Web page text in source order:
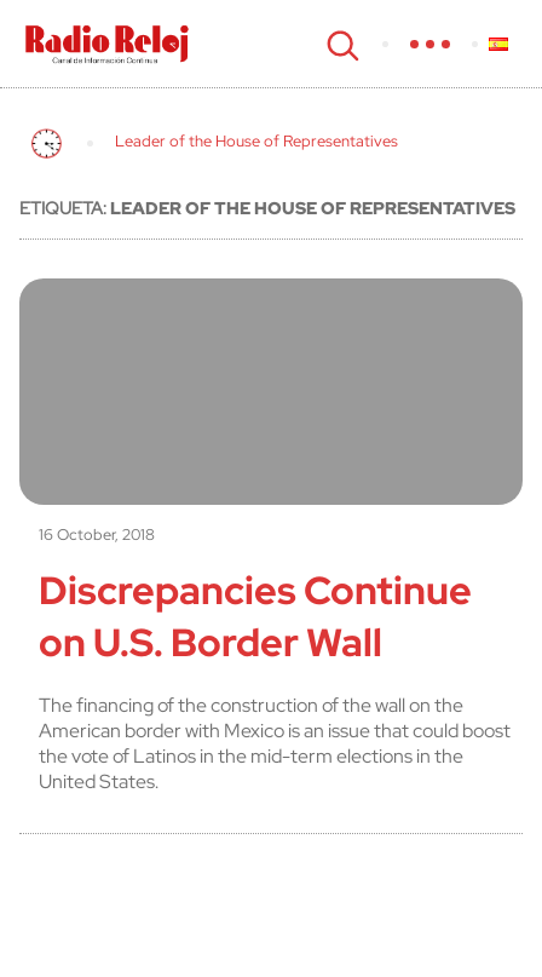
cerrar
Leader of the House of Representatives
ETIQUETA:LEADER OF THE HOUSE OF REPRESENTATIVES
16 October, 2018
Discrepancies Continue
on U.S. Border Wall
The financing of the construction of the wall on the
American border with Mexico is an issue that could boost
the vote of Latinos in the mid-term elections in the
United States.